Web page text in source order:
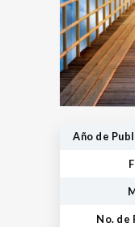
Año de
No. de